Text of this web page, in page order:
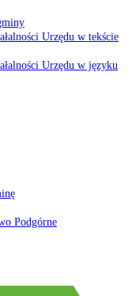
Urzędu w tekście
Urzędu w języku
Podgórne